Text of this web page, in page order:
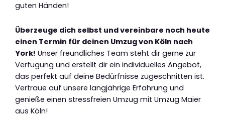
guten Händen!
Überzeuge dich selbst und vereinbare noch heute
einen Termin für deinen Umzug von Köln nach
York! Unser freundliches Team steht dir gerne zur
Verfügung und erstellt dir ein individuelles Angebot,
das perfekt auf deine Bedürfnisse zugeschnitten ist.
Vertraue auf unsere langjährige Erfahrung und
genieße einen stressfreien Umzug mit Umzug Maier
aus Köln!